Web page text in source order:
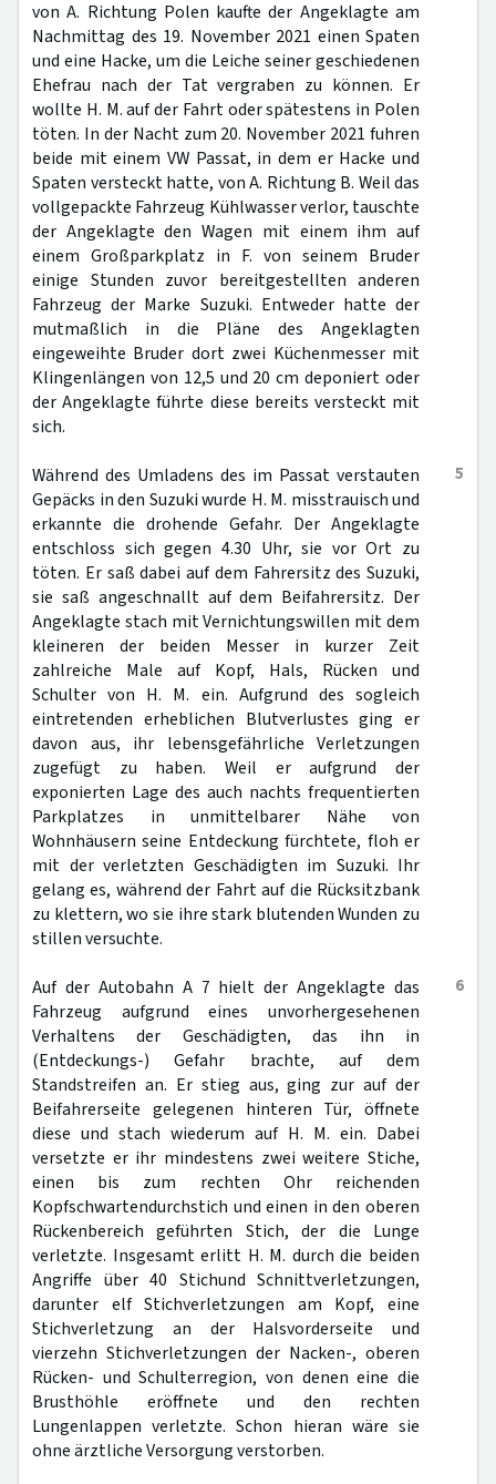
von A. Richtung Polen kaufte der Angeklagte am
Nachmittag des 19. November 2021 einen Spaten
und eine Hacke, um die Leiche seiner geschiedenen
Ehefrau nach der Tat vergraben zu können. Er
wollte H. M. auf der Fahrt oder spätestens in Polen
töten. In der Nacht zum 20. November 2021 fuhren
beide mit einem VW Passat, in dem er Hacke und
Spaten versteckt hatte, von A. Richtung B. Weil das
vollgepackte Fahrzeug Kühlwasser verlor, tauschte
der Angeklagte den Wagen mit einem ihm auf
einem Großparkplatz in F. von seinem Bruder
einige Stunden zuvor bereitgestellten anderen
Fahrzeug der Marke Suzuki. Entweder hatte der
mutmaßlich in die Pläne des Angeklagten
eingeweihte Bruder dort zwei Küchenmesser mit
Klingenlängen von 12,5 und 20 cm deponiert oder
der Angeklagte führte diese bereits versteckt mit
sich.
5
Während des Umladens des im Passat verstauten
Gepäcks in den Suzuki wurde H. M. misstrauisch und
erkannte die drohende Gefahr. Der Angeklagte
entschloss sich gegen 4.30 Uhr, sie vor Ort zu
töten. Er saß dabei auf dem Fahrersitz des Suzuki,
sie saß angeschnallt auf dem Beifahrersitz. Der
Angeklagte stach mit Vernichtungswillen mit dem
kleineren der beiden Messer in kurzer Zeit
zahlreiche Male auf Kopf, Hals, Rücken und
Schulter von H. M. ein. Aufgrund des sogleich
eintretenden erheblichen Blutverlustes ging er
davon aus, ihr lebensgefährliche Verletzungen
zugefügt zu haben. Weil er aufgrund der
exponierten Lage des auch nachts frequentierten
Parkplatzes in unmittelbarer Nähe von
Wohnhäusern seine Entdeckung fürchtete, floh er
mit der verletzten Geschädigten im Suzuki. Ihr
gelang es, während der Fahrt auf die Rücksitzbank
zu klettern, wo sie ihre stark blutenden Wunden zu
stillen versuchte.
6
Auf der Autobahn A 7 hielt der Angeklagte das
Fahrzeug aufgrund eines unvorhergesehenen
Verhaltens der Geschädigten, das ihn in
(Entdeckungs-) Gefahr brachte, auf dem
Standstreifen an. Er stieg aus, ging zur auf der
Beifahrerseite gelegenen hinteren Tür, öffnete
diese und stach wiederum auf H. M. ein. Dabei
versetzte er ihr mindestens zwei weitere Stiche,
einen bis zum rechten Ohr reichenden
Kopfschwartendurchstich und einen in den oberen
Rückenbereich geführten Stich, der die Lunge
verletzte. Insgesamt erlitt H. M. durch die beiden
Angriffe über 40 Stichund Schnittverletzungen,
darunter elf Stichverletzungen am Kopf, eine
Stichverletzung an der Halsvorderseite und
vierzehn Stichverletzungen der Nacken-, oberen
Rücken- und Schulterregion, von denen eine die
Brusthöhle eröffnete und den rechten
Lungenlappen verletzte. Schon hieran wäre sie
ohne ärztliche Versorgung verstorben.